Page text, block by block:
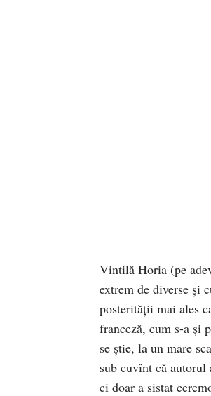
Vintilă Horia (pe
extrem de diverse şi
posterităţii mai ales
franceză, cum s-a şi
se ştie, la un mare
sub cuvînt că
ci doar a sistat